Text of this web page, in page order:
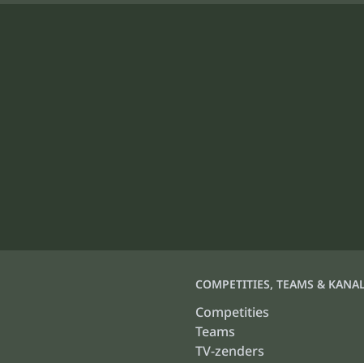
COMPETITIES, TEAMS &
Competities
Teams
TV-zenders